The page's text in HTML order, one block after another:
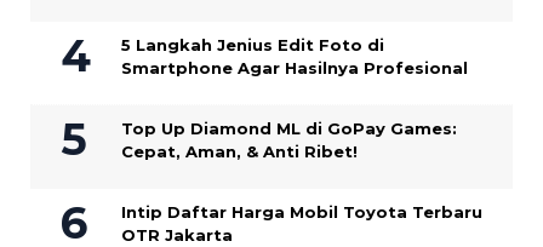
5 Langkah Jenius Edit Foto di
Smartphone Agar Hasilnya Profesional
Top Up Diamond ML di GoPay Games:
Cepat, Aman, & Anti Ribet!
Intip Daftar Harga Mobil Toyota Terbaru
OTR Jakarta